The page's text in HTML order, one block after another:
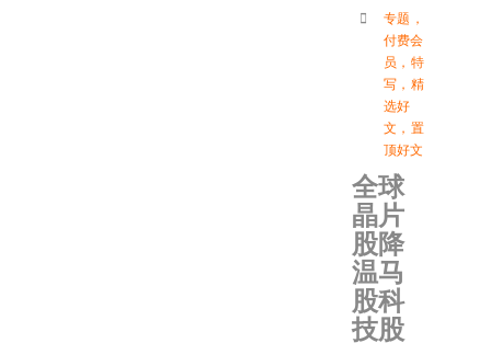
专题 ，
付费会
员 ， 特
写 ， 精
选好
文 ， 置
顶好文
全球
晶片
股降
温马
股科
技股